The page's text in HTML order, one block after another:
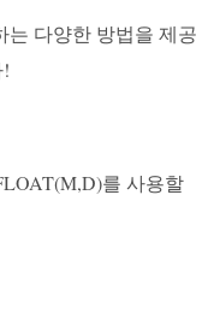
는 다양한 방법을 제공
를 사용할